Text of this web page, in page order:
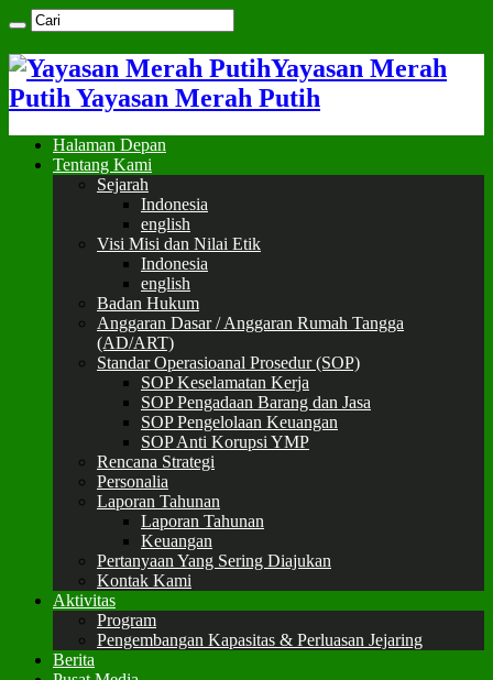
Yayasan Merah
Putih Yayasan Merah Putih
Halaman Depan
Tentang Kami
Sejarah
Indonesia
english
Visi Misi dan Nilai Etik
Indonesia
english
Badan Hukum
Anggaran Dasar / Anggaran Rumah Tangga
(AD/ART)
Standar Operasioanal Prosedur (SOP)
SOP Keselamatan Kerja
SOP Pengadaan Barang dan Jasa
SOP Pengelolaan Keuangan
SOP Anti Korupsi YMP
Rencana Strategi
Personalia
Laporan Tahunan
Laporan Tahunan
Keuangan
Pertanyaan Yang Sering Diajukan
Kontak Kami
Aktivitas
Program
Pengembangan Kapasitas & Perluasan Jejaring
Berita